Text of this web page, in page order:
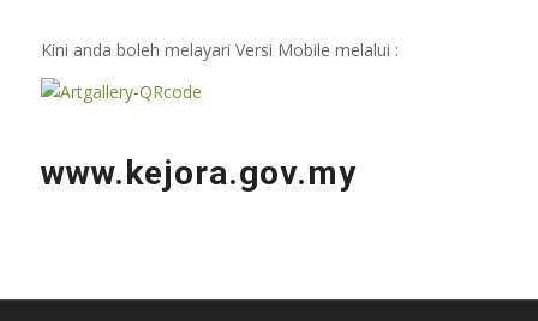
Kini anda boleh melayari Versi Mobile melalui :
www.kejora.gov.my